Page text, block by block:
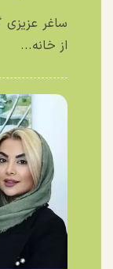
ساغر
از خانه...